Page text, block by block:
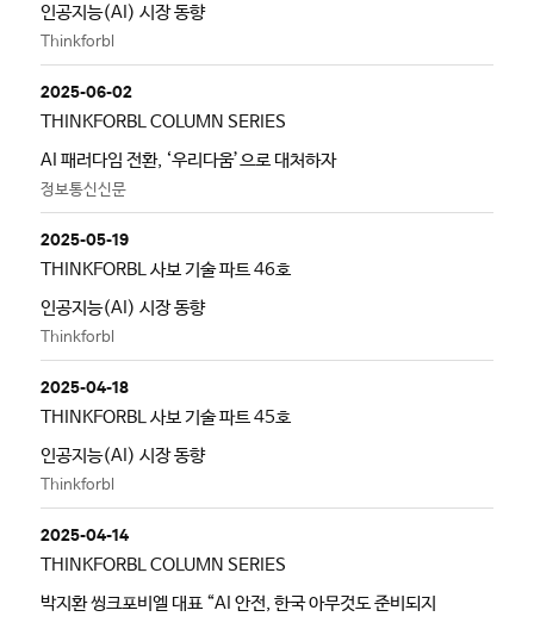
인공지능(AI) 시장 동향
Thinkforbl
2025-06-02
THINKFORBL COLUMN SERIES
AI 패러다임 전환, ‘우리다움’으로 대처하자
정보통신신문
2025-05-19
THINKFORBL 사보 기술 파트 46호
인공지능(AI) 시장 동향
Thinkforbl
2025-04-18
THINKFORBL 사보 기술 파트 45호
인공지능(AI) 시장 동향
Thinkforbl
2025-04-14
THINKFORBL COLUMN SERIES
박지환 씽크포비엘 대표 “AI 안전, 한국 아무것도 준비되지